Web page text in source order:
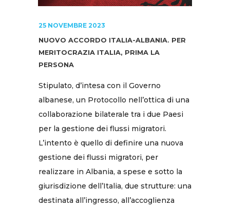
25 NOVEMBRE 2023
NUOVO ACCORDO ITALIA-ALBANIA. PER
MERITOCRAZIA ITALIA, PRIMA LA
PERSONA
Stipulato, d’intesa con il Governo
albanese, un Protocollo nell’ottica di una
collaborazione bilaterale tra i due Paesi
per la gestione dei flussi migratori.
L’intento è quello di definire una nuova
gestione dei flussi migratori, per
realizzare in Albania, a spese e sotto la
giurisdizione dell’Italia, due strutture: una
destinata all’ingresso, all’accoglienza